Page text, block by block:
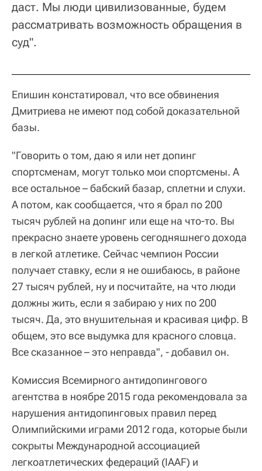
даст. Мы люди цивилизованные, будем
рассматривать возможность обращения в
суд".
Епишин констатировал, что все обвинения
Дмитриева не имеют под собой доказательной
базы.
"Говорить о том, даю я или нет допинг
спортсменам, могут только мои спортсмены. А
все остальное – бабский базар, сплетни и слухи.
А потом, как сообщается, что я брал по 200
тысяч рублей на допинг или еще на что-то. Вы
прекрасно знаете уровень сегодняшнего дохода
в легкой атлетике. Сейчас чемпион России
получает ставку, если я не ошибаюсь, в районе
27 тысяч рублей, ну и посчитайте, на что люди
должны жить, если я забираю у них по 200
тысяч. Да, это внушительная и красивая цифр. В
общем, это все выдумка для красного словца.
Все сказанное – это неправда", - добавил он.
Комиссия Всемирного антидопингового
агентства в ноябре 2015 года рекомендовала за
нарушения антидопинговых правил перед
Олимпийскими играми 2012 года, которые были
сокрыты Международной ассоциацией
легкоатлетических федераций (IAAF) и